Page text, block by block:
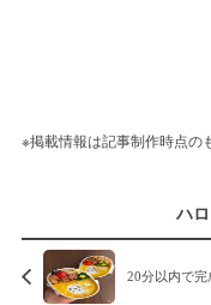
※掲載情報は記事制作時点の
ハ
20分以内で完